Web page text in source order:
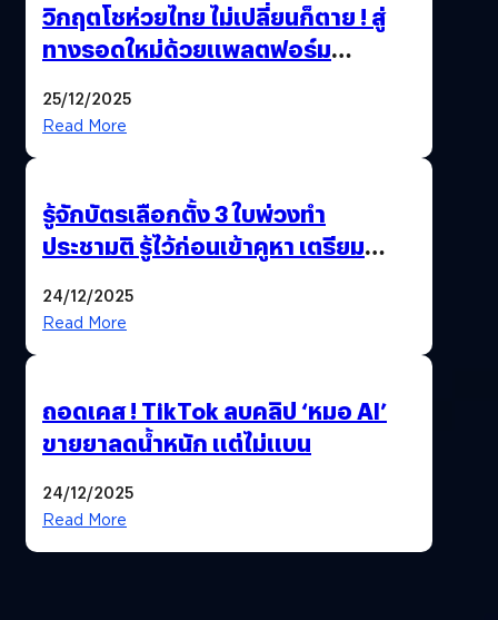
วิกฤตโชห่วยไทย ไม่เปลี่ยนก็ตาย ! สู่
ทางรอดใหม่ด้วยแพลตฟอร์ม
25/12/2025
Read More
รู้จักบัตรเลือกตั้ง 3 ใบพ่วงทำ
ประชามติ รู้ไว้ก่อนเข้าคูหา เตรียม
24/12/2025
Read More
ถอดเคส ! TikTok ลบคลิป ‘หมอ AI’
ขายยาลดน้ำหนัก แต่ไม่แบน
24/12/2025
Read More